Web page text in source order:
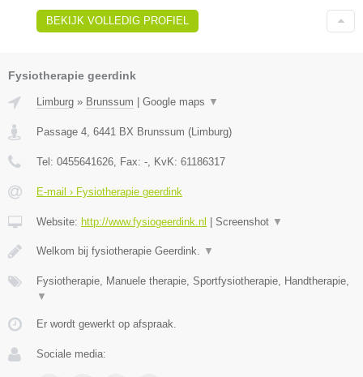
BEKIJK VOLLEDIG PROFIEL
Fysiotherapie geerdink
Limburg » Brunssum Google maps ▼
Passage 4, 6441 BX Brunssum (Limburg)
Tel: 0455641626, Fax: -, KvK: 61186317
E-mail › Fysiotherapie geerdink
Website: http://www.fysiogeerdink.nl Screenshot ▼
Welkom bij fysiotherapie Geerdink. ▼
Fysiotherapie, Manuele therapie, Sportfysiotherapie, Handtherapie,
▼
Er wordt gewerkt op afspraak.
Sociale media: